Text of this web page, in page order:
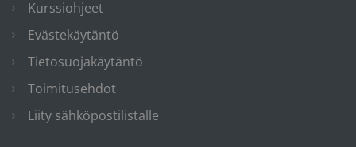
Kurssiohjeet
Evästekäytäntö
Tietosuojakäytäntö
Toimitusehdot
Liity sähköpostilistalle